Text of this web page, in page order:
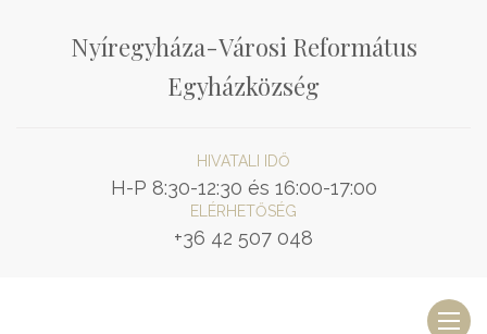
Nyíregyháza-Városi Református
Egyházközség
HIVATALI IDŐ
H-P 8:30-12:30 és 16:00-17:00
ELÉRHETŐSÉG
+36 42 507 048